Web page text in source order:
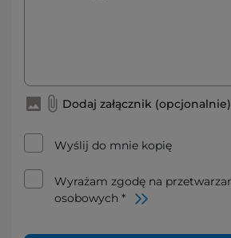
Dodaj załącznik (opcjonalnie)
Wyślij do mnie kopię
Wyrażam zgodę na
osobowych *